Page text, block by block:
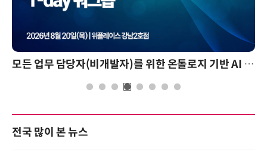
모든 업무 담당자(비개발자)를 위한 온톨로지 기반 AI 지식체계 설계 1-day 워크숍
전국 많이 본 뉴스